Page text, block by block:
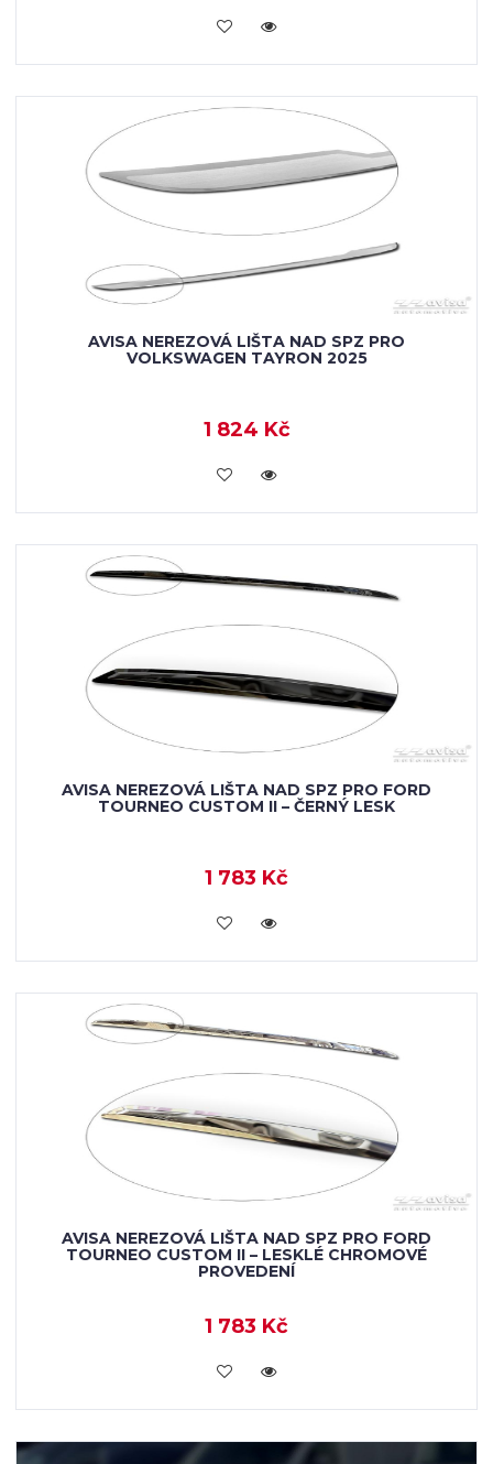
VLOŽIT DO KOŠÍKU
AVISA NEREZOVÁ LIŠTA NAD SPZ PRO
VOLKSWAGEN TAYRON 2025
1 824 Kč
VLOŽIT DO KOŠÍKU
AVISA NEREZOVÁ LIŠTA NAD SPZ PRO FORD
TOURNEO CUSTOM II – ČERNÝ LESK
1 783 Kč
VLOŽIT DO KOŠÍKU
AVISA NEREZOVÁ LIŠTA NAD SPZ PRO FORD
TOURNEO CUSTOM II – LESKLÉ CHROMOVÉ
PROVEDENÍ
1 783 Kč
VLOŽIT DO KOŠÍKU